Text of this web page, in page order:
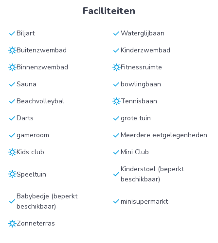
Faciliteiten
checkBiljart checkWaterglijbaan
sunnyBuitenzwembad checkKinderzwembad
sunnyBinnenzwembad sunnyFitnessruimte
checkSauna checkbowlingbaan
checkBeachvolleybal sunnyTennisbaan
checkDarts checkgrote tuin
checkgameroom checkMeerdere eetgelegenheden
sunnyKids club checkMini Club
sunnySpeeltuin checkKinderstoel (beperkt
beschikbaar)
checkBabybedje (beperkt
beschikbaar)
checkminisupermarkt
sunnyZonneterras